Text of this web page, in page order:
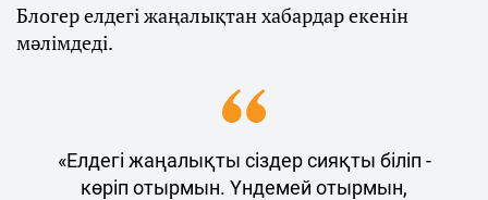
Блогер елдегі жаңалықтан хабардар екенін
мәлімдеді.
«Елдегі жаңалықты сіздер сияқты біліп -
көріп отырмын. Үндемей отырмын,